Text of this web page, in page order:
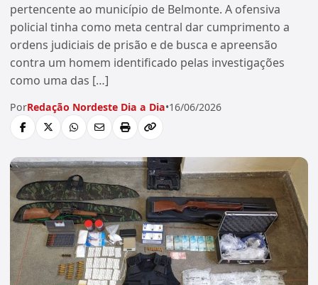
pertencente ao município de Belmonte. A ofensiva
policial tinha como meta central dar cumprimento a
ordens judiciais de prisão e de busca e apreensão
contra um homem identificado pelas investigações
como uma das […]
PorRedação Nordeste Dia a Dia•16/06/2026